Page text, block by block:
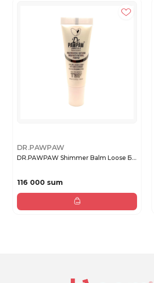
DR.PAWPAW
DR.PAWPAW Shimmer Balm Loose Б...
116 000 sum